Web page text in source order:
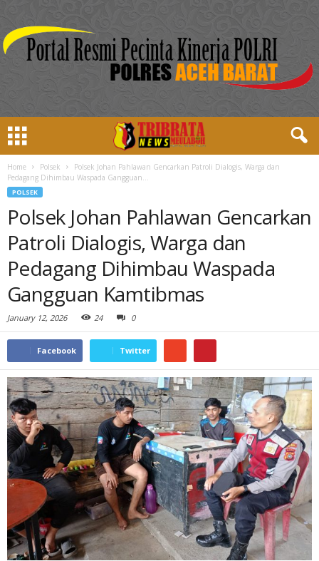
Home Polsek
Polsek Johan Pahlawan Gencarkan Patroli Dialogis, Warga dan
Pedagang Dihimbau Waspada Gangguan...
POLSEK
Polsek Johan Pahlawan Gencarkan
Patroli Dialogis, Warga dan
Pedagang Dihimbau Waspada
Gangguan Kamtibmas
January 12, 2026 24 0
Facebook Twitter